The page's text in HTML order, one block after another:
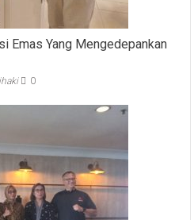
Emas Yang Mengedepankan
0